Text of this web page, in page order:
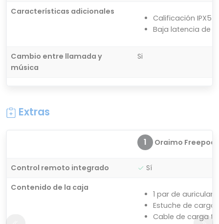
Características adicionales
Calificación IPX5
Baja latencia de
Cambio entre llamada y
música
Si
Extras
1 Oraimo
Control remoto integrado
Sí
Contenido de la caja
1 par de
Estuche de carga
Cable de carga